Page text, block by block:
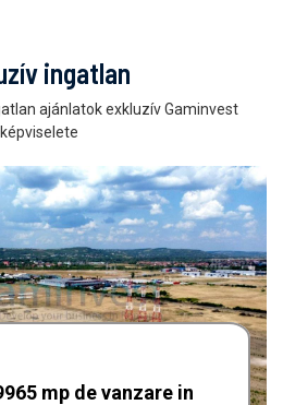
ingatlan
ajánlatok exkluzív Gaminvest
képviselete
vânzare Fabrica de